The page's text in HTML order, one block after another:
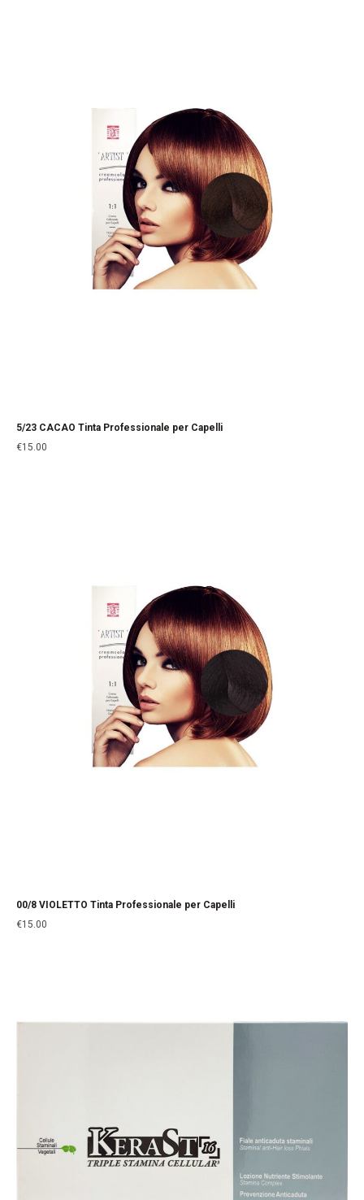
5/23 CACAO Tinta Professionale per Capelli
€15.00
00/8 VIOLETTO Tinta Professionale per Capelli
€15.00